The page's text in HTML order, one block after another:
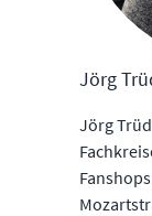
Jörg
Jörg